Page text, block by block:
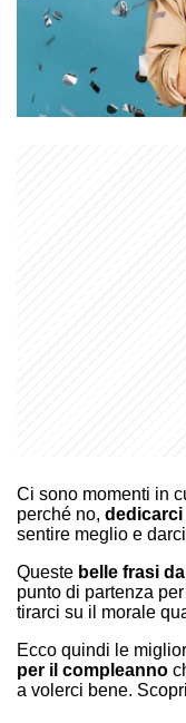
Ci sono momenti in
perché no, dedicarci
sentire meglio e
Queste belle frasi
punto di partenza
tirarci su il morale
Ecco quindi le
per il compleanno
a volerci bene.